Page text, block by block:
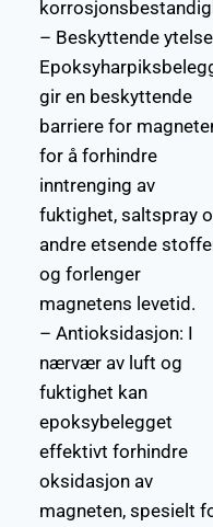
– Beskyttende
gir en beskyttende
barriere for
for å forhindre
inntrenging av
fuktighet, saltspray
andre etsende
og forlenger
magnetens levetid.
– Antioksidasjon: I
nærvær av luft og
fuktighet kan
epoksybelegget
effektivt forhindre
oksidasjon av
magneten, spesielt